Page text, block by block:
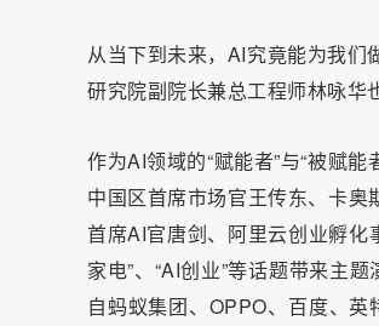
从当下到未来，AI究竟能为我
研究院副院长兼总工程师林咏华
作为AI领域的“赋能者”与“被赋
中国区首席市场官王传东、卡
首席AI官唐剑、阿里云创业孵化
家电”、“AI创业”等话题带来主
自蚂蚁集团、OPPO、百度、